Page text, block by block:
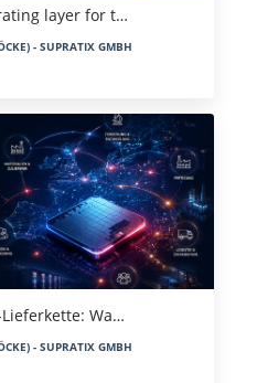
layer for t…
- SUPRATIX GMBH
Wa…
- SUPRATIX GMBH